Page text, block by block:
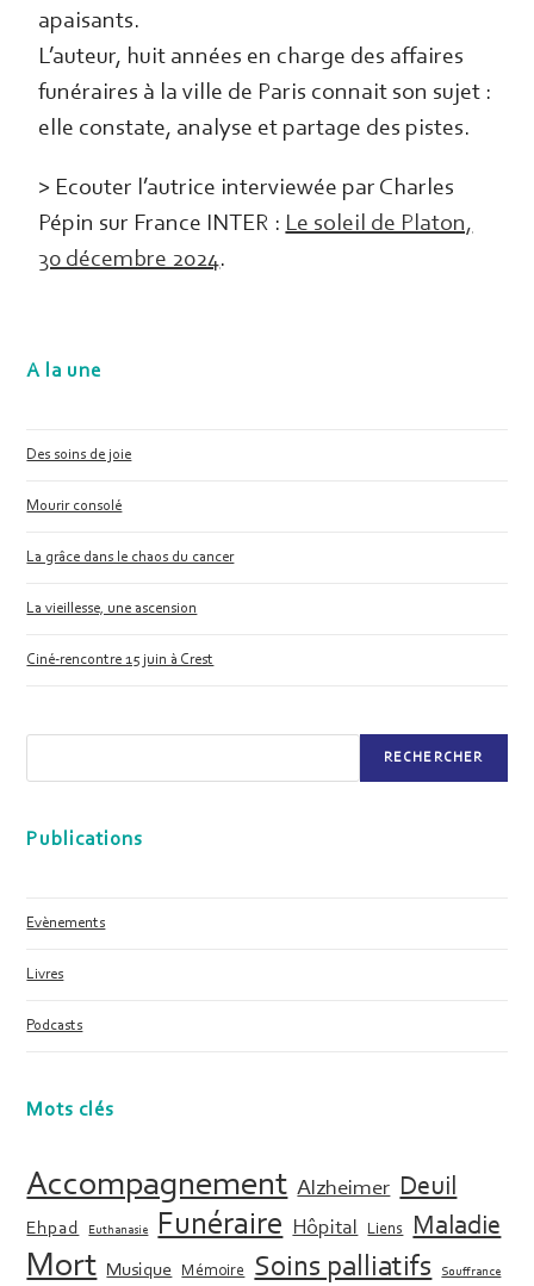
apaisants.
L’auteur, huit années en charge des affaires
funéraires à la ville de Paris connait son sujet :
elle constate, analyse et partage des pistes.
> Ecouter l’autrice interviewée par Charles
Pépin sur France INTER : Le soleil de Platon,
30 décembre 2024.
A la une
Des soins de joie
Mourir consolé
La grâce dans le chaos du cancer
La vieillesse, une ascension
Ciné-rencontre 15 juin à Crest
RECHERCHER
Publications
Evènements
Livres
Podcasts
Mots clés
Accompagnement Alzheimer Deuil
Ehpad Euthanasie Funéraire Hôpital Liens Maladie
Mort Musique Mémoire Soins palliatifs Souffrance